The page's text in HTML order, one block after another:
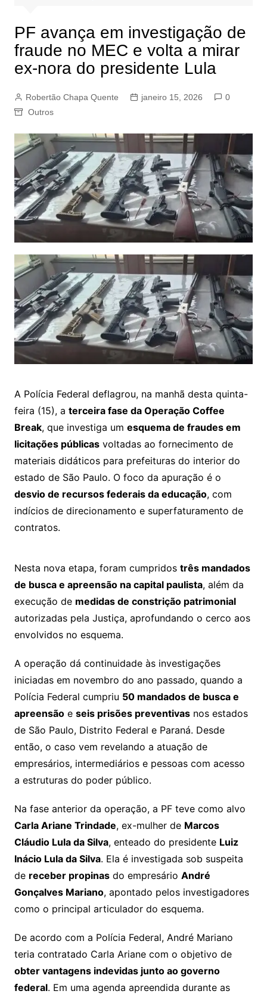
PF avança em investigação de
fraude no MEC e volta a mirar
ex-nora do presidente Lula
Robertão Chapa Quente janeiro 15, 2026
0
Outros
A Polícia Federal deflagrou, na manhã desta quinta-
feira (15), a terceira fase da Operação Coffee
Break, que investiga um esquema de fraudes em
licitações públicasvoltadas ao fornecimento de
materiais didáticos para prefeituras do interior do
estado de São Paulo. O foco da apuração é o
desvio de recursos federais da educação, com
indícios de direcionamento e superfaturamento de
contratos.
Nesta nova etapa, foram cumpridos três mandados
de busca e apreensão na capital paulista, além da
execução de medidas de constrição patrimonial
autorizadas pela Justiça, aprofundando o cerco aos
envolvidos no esquema.
A operação dá continuidade às investigações
iniciadas em novembro do ano passado, quando a
Polícia Federal cumpriu 50 mandados de busca e
apreensãoe seis prisões preventivasnos estados
de São Paulo, Distrito Federal e Paraná. Desde
então, o caso vem revelando a atuação de
empresários, intermediários e pessoas com acesso
a estruturas do poder público.
Na fase anterior da operação, a PF teve como alvo
Carla Ariane Trindade, ex-mulher de Marcos
Cláudio Lula da Silva, enteado do presidente Luiz
Inácio Lula da Silva. Ela é investigada sob suspeita
de receber propinasdo empresário André
Gonçalves Mariano, apontado pelos investigadores
como o principal articulador do esquema.
De acordo com a Polícia Federal, André Mariano
teria contratado Carla Ariane com o objetivo de
obter vantagens indevidas junto ao governo
federal. Em uma agenda apreendida durante as